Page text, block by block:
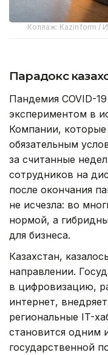
Коллаж: Kazinform /
Парадокс
Пандемия COVID-
экспериментом в
Компании, которые
обязательным
за считанные
сотрудников на
после окончания
не исчезла: во
нормой, а
для бизнеса.
Казахстан,
направлении.
в цифровизацию,
интернет,
региональные IT-
становится одним
государственной